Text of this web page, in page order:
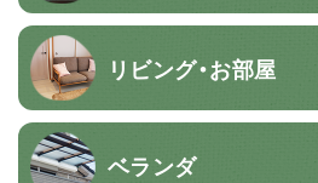
リビング・お部屋
ベランダ